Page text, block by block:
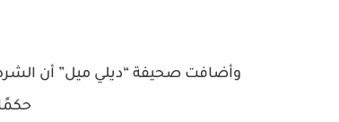
وأضافت صحيفة “ديلي ميل” أن